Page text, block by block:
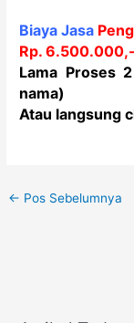
Biaya Jasa
Rp. 6.500.000,-
Lama Proses
nama)
Atau langsung
← Pos Sebelumnya